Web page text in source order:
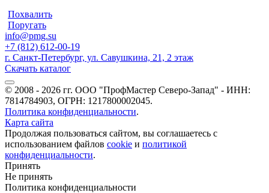
Похвалить
Поругать
info@pmg.su
+7 (812) 612-00-19
г. Санкт-Петербург, ул. Савушкина, 21, 2 этаж
Скачать каталог
© 2008 - 2026 гг. ООО "ПрофМастер Северо-Запад" - ИНН:
7814784903, ОГРН: 1217800002045.
Политика конфиденциальности.
Карта сайта
Продолжая пользоваться сайтом, вы соглашаетесь с
использованием файлов cookie и политикой
конфиденциальности.
Принять
Не принять
Политика конфиденциальности